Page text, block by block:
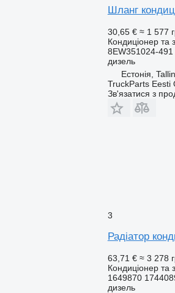
Шланг
30,65 € ≈ 1 577
Кондиціонер та
8EW351024-
дизель
Естонія,
TruckParts Eesti
Зв'язатися з
3
Радіатор
63,71 € ≈ 3 278
Кондиціонер та
1649870
дизель